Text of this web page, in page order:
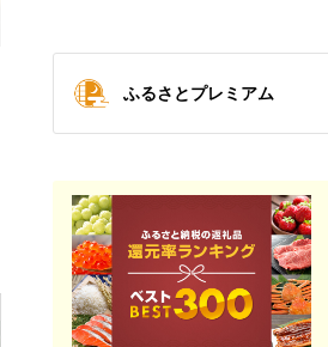
ふるさとプレミアム